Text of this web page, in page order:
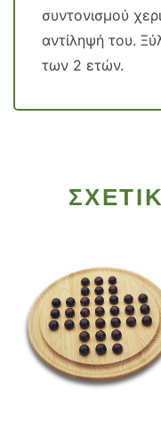
συντονισμού
αντίληψή του.
των 2 ετών.